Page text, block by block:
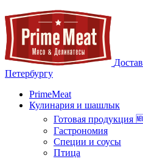
Петербургу
PrimeMeat
Кулинария и шашлык
Готовая продукция
Гастрономия
Специи и соусы
Птица